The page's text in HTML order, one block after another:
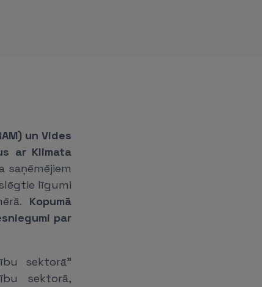
un Vides
ar Klimata
saņēmējiem
līgumi
Kopumā
par
sektorā"
sektorā,